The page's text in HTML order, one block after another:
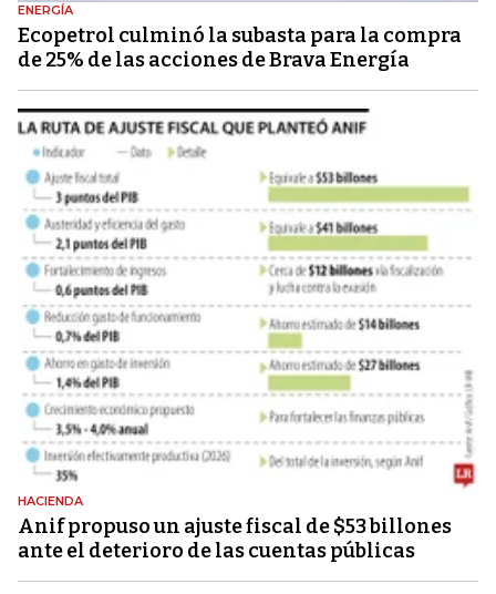
ENERGÍA
Ecopetrol culminó la subasta para la compra
de 25% de las acciones de Brava Energía
HACIENDA
Anif propuso un ajuste fiscal de $53 billones
ante el deterioro de las cuentas públicas